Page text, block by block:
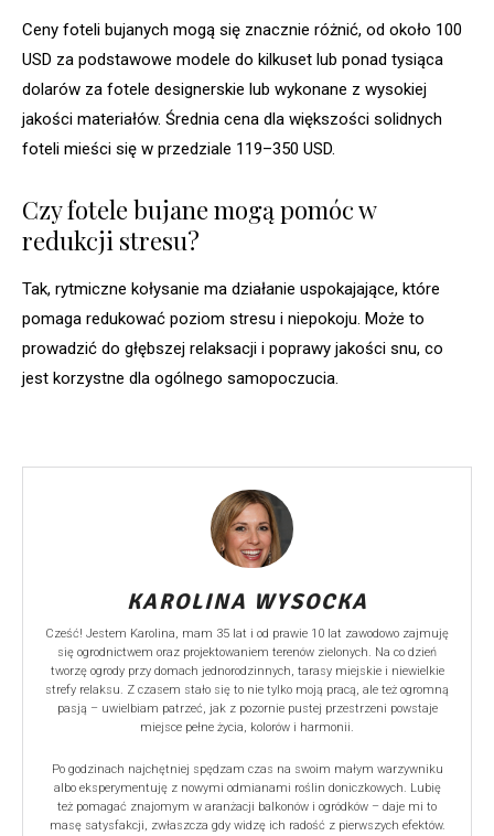
Ceny foteli bujanych mogą się znacznie różnić, od około 100
USD za podstawowe modele do kilkuset lub ponad tysiąca
dolarów za fotele designerskie lub wykonane z wysokiej
jakości materiałów. Średnia cena dla większości solidnych
foteli mieści się w przedziale 119–350 USD.
Czy fotele bujane mogą pomóc w
redukcji stresu?
Tak, rytmiczne kołysanie ma działanie uspokajające, które
pomaga redukować poziom stresu i niepokoju. Może to
prowadzić do głębszej relaksacji i poprawy jakości snu, co
jest korzystne dla ogólnego samopoczucia.
KAROLINA WYSOCKA
Cześć! Jestem Karolina, mam 35 lat i od prawie 10 lat zawodowo zajmuję
się ogrodnictwem oraz projektowaniem terenów zielonych. Na co dzień
tworzę ogrody przy domach jednorodzinnych, tarasy miejskie i niewielkie
strefy relaksu. Z czasem stało się to nie tylko moją pracą, ale też ogromną
pasją – uwielbiam patrzeć, jak z pozornie pustej przestrzeni powstaje
miejsce pełne życia, kolorów i harmonii.
Po godzinach najchętniej spędzam czas na swoim małym warzywniku
albo eksperymentuję z nowymi odmianami roślin doniczkowych. Lubię
też pomagać znajomym w aranżacji balkonów i ogródków – daje mi to
masę satysfakcji, zwłaszcza gdy widzę ich radość z pierwszych efektów.